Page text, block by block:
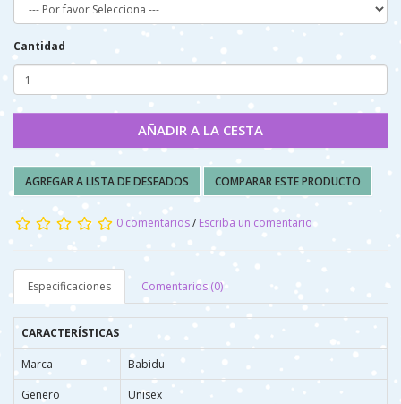
Cantidad
AÑADIR A LA CESTA
AGREGAR A LISTA DE DESEADOS COMPARAR ESTE PRODUCTO
0 comentarios/ Escriba un comentario
Especificaciones Comentarios (0)
CARACTERÍSTICAS
Marca
Babidu
Genero
Unisex